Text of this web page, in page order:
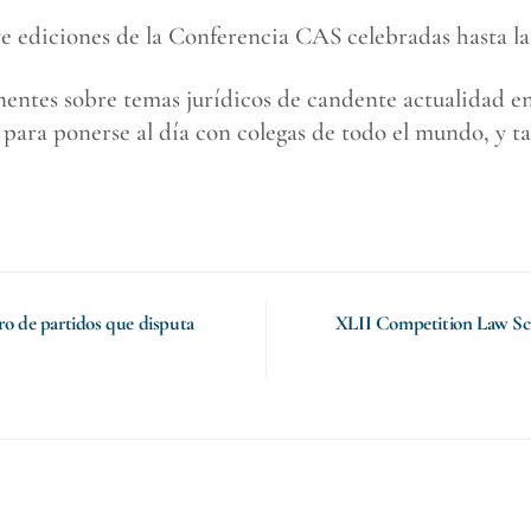
ediciones de la Conferencia CAS celebradas hasta
sobre temas jurídicos de candente actualidad
ponerse al día con colegas de todo el mundo, y
de partidos que disputa XLII Competition Law